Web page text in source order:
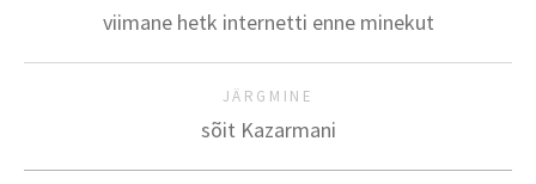
viimane hetk internetti enne minekut
JÄRGMINE
sõit Kazarmani